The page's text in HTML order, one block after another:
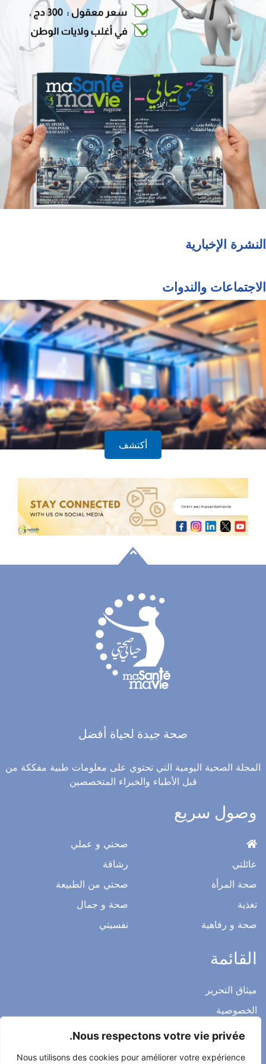
Nous respectons votre vie privée.
Nous utilisons des cookies pour améliorer votre expérience
النشرة الإخبارية
الاجتماعات والندوات
أكتشف
صحة جيدة لحياة أفضل
المجلة الصحية اليومية التي تحتوي على معلومات طبية مفككة من
قبل الأطباء والخبراء المتخصصين
وصول سريع
عائلتي
صحة المرأة
تغذية
صحة و رفاهية
صحتي و عملي
رشاقة
صحتي من الطبيعة
صحة و جمال
نفسيتي
القائمة
ميثاق التحرير
الخصوصية
الاشعار القانوني